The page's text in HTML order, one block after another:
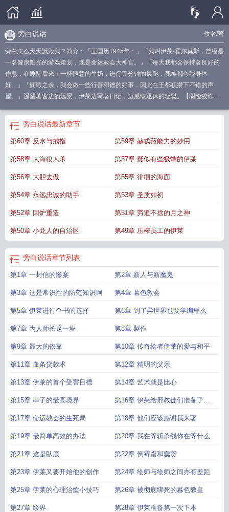
佚名/著
旁白说话
旁白怎么天天詆毁我？简介：「王国历1945年：」「我叫伊莱·霍尔莫斯，曾经是
一名健康阳光的游戏策划，现是命运教会大神官。」「每天我都会保持著良好的
作息，在睡醒后来上一杯愜意的牛奶，进行五分钟的晨跑，死神都夸我身体
好。」「閒暇之余，我会做一些行善积德的好事，因此在王都积攒下不错的声
望。」遥望著窗边的远景，伊莱边写著日记，边感慨退休的轻鬆。【阴险狡诈的
旁白怎么天天诋毁我呢
人 旁白可以拿稿子吗
话旁白怎么念旁白怎么天天诋毁我啊 旁白怎么了旁白会怎么样旁白一般怎么
吗旁白怎么说话旁白的话 旁白该怎么说 旁白是什么鬼旁白过多 如何旁白
白太多旁白怎么天天诋毁我
旁白说话最新章节
第60章 反水与戒指 第59章 赫忒菈能力的妙用
第58章 大海狼人杀 第57章 疑似有些极端的伊莱
第56章 大胆去做 第55章 徘徊的海面
第54章 永远忠诚的助手 第53章 圣质如初
第52章 回炉重造 第51章 穷追不捨的月之神
第50章 小龙人的自治区 第49章 压榨员工的伊莱
旁白说话章节列表
第1章 一封信的惨案 第2章 新人与新魔鬼
第3章 这是常识性的防范知识啊 第4章 暮色教会
第5章 伊莱进行个书的选择 第6章 到了异世界也要学编程么
第7章 为人师长这一块 第8章 製作
第9章 最大的依靠 第10章 传奇绘者伊莱的爱与和平
第11章 血条贷款术 第12章 精明的父亲
第13章 伊莱的首个受害目標 第14章 艺术就是比心
第15章 串子的最高境界 第16章 伊莱给邪教徒们准备了个
惊喜
第17章 命运教会的生死局 第18章 他们应该感谢我来著
第19章 最简单高效的办法 第20章 我在等斩杀线你在等什么
第21章 这是臥底 第22章 倒霉蛋和蠢货
第23章 伊莱又要开始他的创作 第24章 绘师与绘师之间亦有差距
第25章 伊莱的心理治癒小技巧 第26章 被彻底绑死的暮色教皇
第27章 绘界 第28章 伊莱准备第一次下本